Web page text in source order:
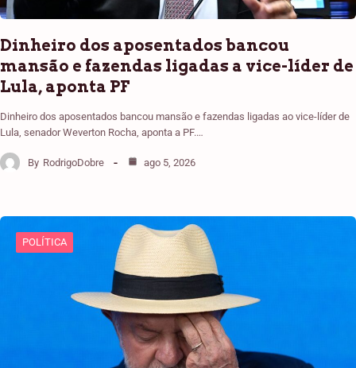
Dinheiro dos aposentados bancou
mansão e fazendas ligadas a vice-líder de
Lula, aponta PF
Dinheiro dos aposentados bancou mansão e fazendas ligadas ao vice-líder de
Lula, senador Weverton Rocha, aponta a PF.…
By RodrigoDobre ago 5, 2026
POLÍTICA